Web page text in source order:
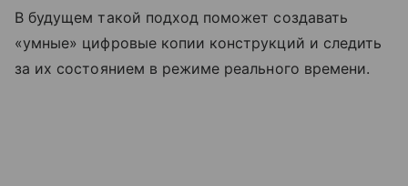
В будущем такой подход поможет создавать
«умные» цифровые копии конструкций и следить
за их состоянием в режиме реального времени.